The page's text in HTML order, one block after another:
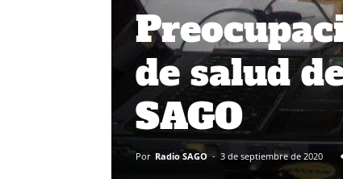
de salud
SAGO
Por Radio SAGO - 3 de septiembre de 2020